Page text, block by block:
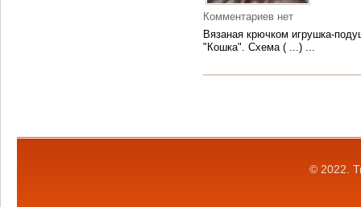
Комментариев нет
Вязаная крючком игрушка-
"Кошка". Схема ( ...) ...
© 2022.